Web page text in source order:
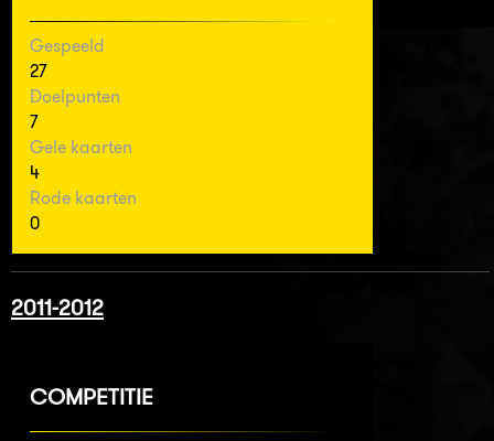
Gespeeld
27
Doelpunten
7
Gele kaarten
4
Rode kaarten
0
2011-2012
COMPETITIE